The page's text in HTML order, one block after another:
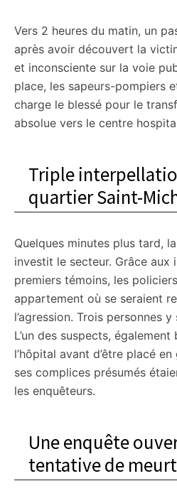
Vers 2 heures du matin, un
après avoir découvert la
et inconsciente sur la voie
place, les sapeurs-pompiers
charge le blessé pour le
absolue vers le centre
Triple
quartier Saint-
Quelques minutes plus tard,
investit le secteur. Grâce aux
premiers témoins, les
appartement où se seraient
l’agression. Trois personnes
L’un des suspects,
l’hôpital avant d’être placé
ses complices présumés
les enquêteurs.
Une enquête
tentative de